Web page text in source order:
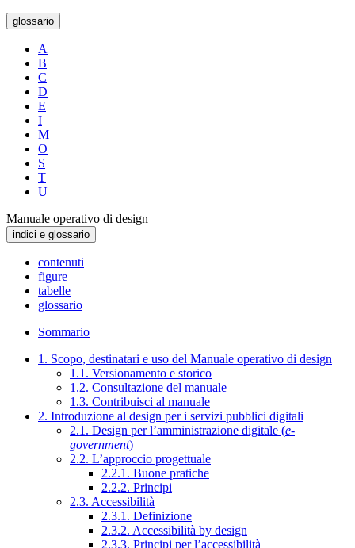
glossario
A
B
C
D
E
I
M
O
S
T
U
Manuale operativo di design
indici e glossario
contenuti
figure
tabelle
glossario
Sommario
1. Scopo, destinatari e uso del Manuale operativo di design
1.1. Versionamento e storico
1.2. Consultazione del manuale
1.3. Contribuisci al manuale
2. Introduzione al design per i servizi pubblici digitali
2.1. Design per l’amministrazione digitale (e-
government)
2.2. L’approccio progettuale
2.2.1. Buone pratiche
2.2.2. Principi
2.3. Accessibilità
2.3.1. Definizione
2.3.2. Accessibilità by design
2.3.3. Principi per l’accessibilità